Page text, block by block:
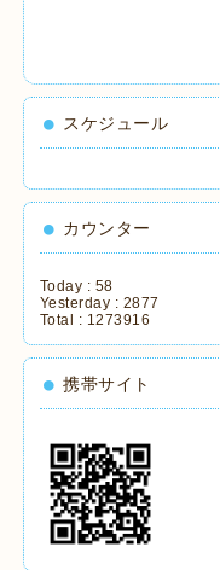
スケジュール
カウンター
Today : 58
Yesterday : 2877
Total : 1273916
携帯サイト